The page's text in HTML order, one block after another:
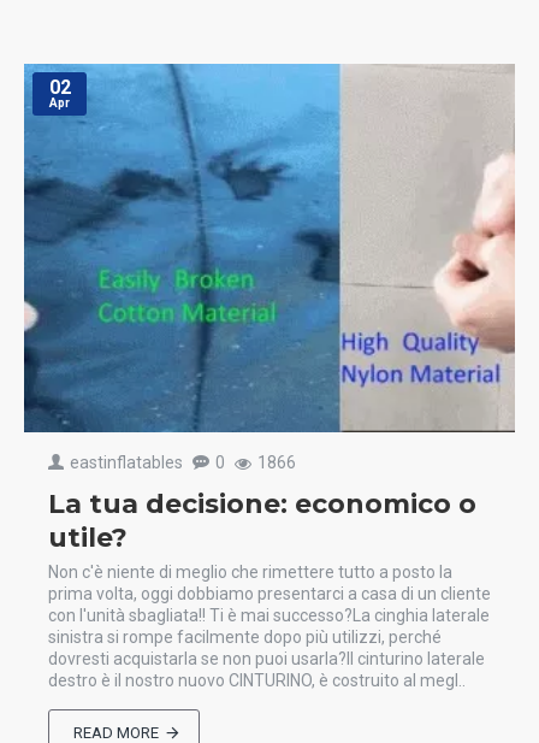
02
Apr
eastinflatables 0 1866
La tua decisione: economico o
utile?
Non c'è niente di meglio che rimettere tutto a posto la
prima volta, oggi dobbiamo presentarci a casa di un cliente
con l'unità sbagliata!! Ti è mai successo?La cinghia laterale
sinistra si rompe facilmente dopo più utilizzi, perché
dovresti acquistarla se non puoi usarla?Il cinturino laterale
destro è il nostro nuovo CINTURINO, è costruito al megl..
READ MORE